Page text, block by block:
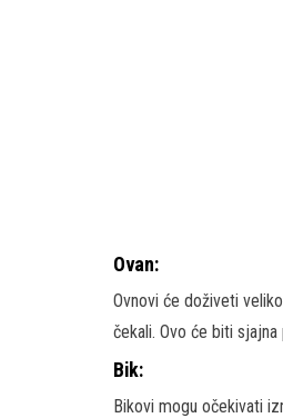
Ovan:
Ovnovi će doživeti
čekali. Ovo će biti
Bik:
Bikovi mogu očekivati